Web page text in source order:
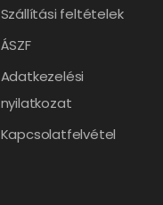
Szállítási feltételek
ÁSZF
Adatkezelési
nyilatkozat
Kapcsolatfelvétel